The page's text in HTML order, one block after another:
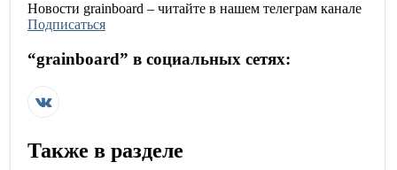
Новости grainboard – читайте в нашем телеграм канале
Подписаться
“grainboard” в социальных сетях:
Также в разделе